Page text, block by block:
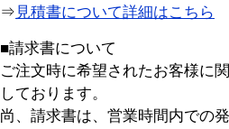
⇒ 見積書について詳細はこちら
■請求書について
ご注文時に希望されたお客様に
しております。
尚、請求書は、営業時間内での